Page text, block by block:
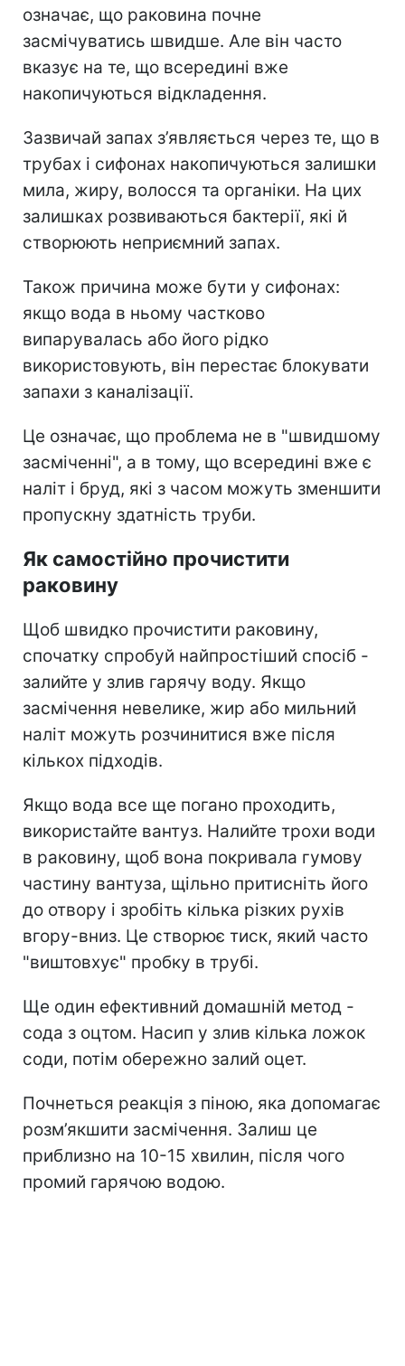
означає, що раковина почне
засмічуватись швидше. Але він часто
вказує на те, що всередині вже
накопичуються відкладення.
Зазвичай запах з’являється через те, що в
трубах і сифонах накопичуються залишки
мила, жиру, волосся та органіки. На цих
залишках розвиваються бактерії, які й
створюють неприємний запах.
Також причина може бути у сифонах:
якщо вода в ньому частково
випарувалась або його рідко
використовують, він перестає блокувати
запахи з каналізації.
Це означає, що проблема не в "швидшому
засміченні", а в тому, що всередині вже є
наліт і бруд, які з часом можуть зменшити
пропускну здатність труби.
Як самостійно прочистити
раковину
Щоб швидко прочистити раковину,
спочатку спробуй найпростіший спосіб -
залийте у злив гарячу воду. Якщо
засмічення невелике, жир або мильний
наліт можуть розчинитися вже після
кількох підходів.
Якщо вода все ще погано проходить,
використайте вантуз. Налийте трохи води
в раковину, щоб вона покривала гумову
частину вантуза, щільно притисніть його
до отвору і зробіть кілька різких рухів
вгору-вниз. Це створює тиск, який часто
"виштовхує" пробку в трубі.
Ще один ефективний домашній метод -
сода з оцтом. Насип у злив кілька ложок
соди, потім обережно залий оцет.
Почнеться реакція з піною, яка допомагає
розм’якшити засмічення. Залиш це
приблизно на 10-15 хвилин, після чого
промий гарячою водою.